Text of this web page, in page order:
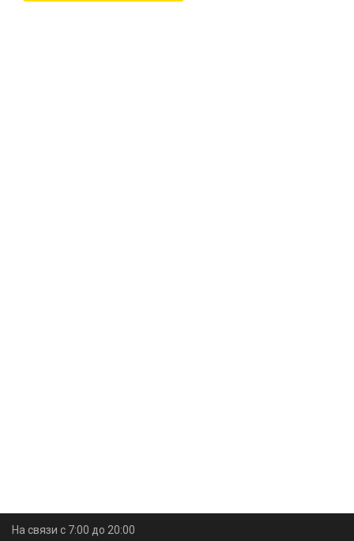
На связи с 7:00 до 20:00